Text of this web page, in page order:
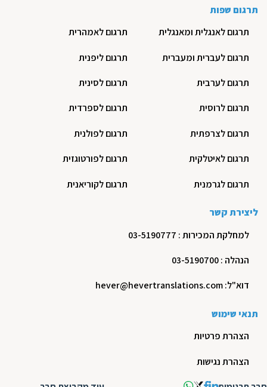
תרגום שפות
תרגום לאנגלית ומאנגלית
תרגום לעברית ומעברית
תרגום לערבית
תרגום לרוסית
תרגום לצרפתית
תרגום לאיטלקית
תרגום לגרמנית
תרגום לאמהרית
תרגום ליפנית
תרגום לסינית
תרגום לספרדית
תרגום לפולנית
תרגום לפורטוגזית
תרגום לקוריאנית
ליצירת קשר
למחלקת המכירות : 03-5190777
הנהלה : 03-5190700
דוא"ל: hever@hevertranslations.com
תנאי שימוש
הצהרת פרטיות
הצהרת נגישות